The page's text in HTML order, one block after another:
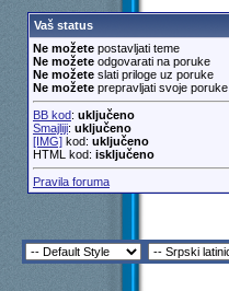
Vaš status
Ne možetepostavljati teme
Ne možeteodgovarati na poruke
Ne možeteslati priloge uz poruke
Ne možeteprepravljati svoje poruke
BB kod: uključeno
Smajliji: uključeno
[IMG]kod: uključeno
HTML kod: isključeno
Pravila foruma